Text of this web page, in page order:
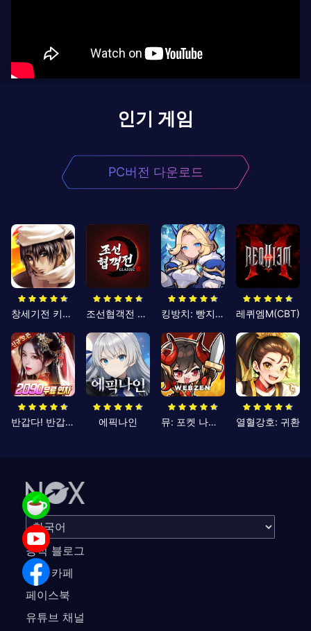
인기 게임
PC버전 다운로드
창세기전 키우기 조선협객전 클래식 킹방치: 빵지의 제왕 레퀴엠M(CBT)
반갑다! 반갑삼국지 에픽나인 뮤: 포켓 나이츠 열혈강호: 귀환
공식 블로그
공식 카페
페이스북
유튜브 채널